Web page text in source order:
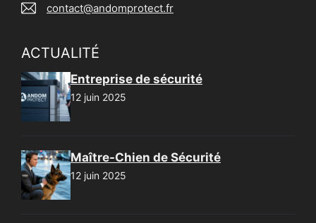
contact@andomprotect.fr
ACTUALITÉ
Entreprise de sécurité
12 juin 2025
Maître-Chien de Sécurité
12 juin 2025